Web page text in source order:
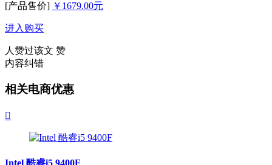
[产品售价] ￥1679.00元
进入购买
人赞过该文 赞
内容纠错
相关电商优惠

Intel 酷睿i5 9400F